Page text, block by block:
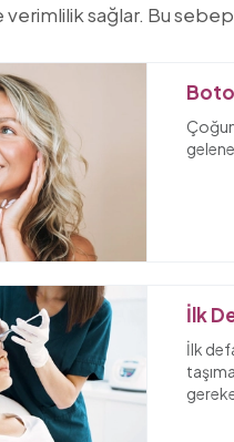
sağlar. Bu sebep
İlk
İlk